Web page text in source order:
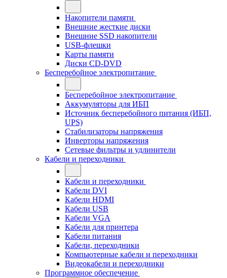
Накопители памяти
Внешние жесткие диски
Внешние SSD накопители
USB-флешки
Карты памяти
Диски CD-DVD
Бесперебойное электропитание
Бесперебойное электропитание
Аккумуляторы для ИБП
Источник бесперебойного питания (ИБП,
UPS)
Стабилизаторы напряжения
Инверторы напряжения
Сетевые фильтры и удлинители
Кабели и переходники
Кабели и переходники
Кабели DVI
Кабели HDMI
Кабели USB
Кабели VGA
Кабели для принтера
Кабели питания
Кабели, переходники
Компьютерные кабели и переходники
Видеокабели и переходники
Программное обеспечение